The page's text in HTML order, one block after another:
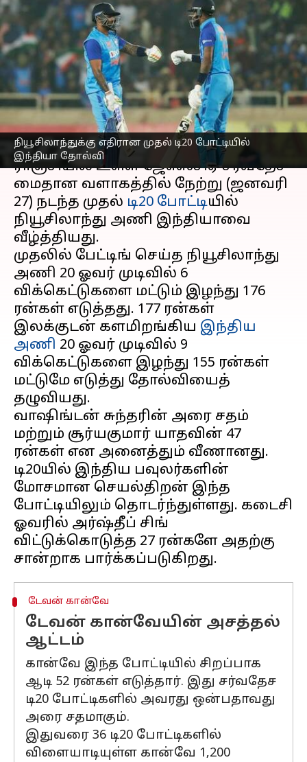
நியூசிலாந்துக்கு எதிரான முதல் டி20 போட்டியில்
இந்தியா தோல்வி
சொதப்பிய பந்துவீச்சு!
நியூசிலாந்துக்கு எதிரான
முதல் டி20 போட்டியில்
இந்தியா தோல்வி!
எழுதியவர் Sekar Chinnappan Jan 28, 2023 10:30 am
செய்தி முன்னோட்டம்
ராஞ்சியில் உள்ள ஜேஎஸ்சிஏ சர்வதேச
மைதான வளாகத்தில் நேற்று (ஜனவரி
27) நடந்த முதல் டி20 போட்டியில்
நியூசிலாந்து அணி இந்தியாவை
வீழ்த்தியது.
முதலில் பேட்டிங் செய்த நியூசிலாந்து
அணி 20 ஓவர் முடிவில் 6
விக்கெட்டுகளை மட்டும் இழந்து 176
ரன்கள் எடுத்தது. 177 ரன்கள்
இலக்குடன் களமிறங்கிய இந்திய
அணி 20 ஓவர் முடிவில் 9
விக்கெட்டுகளை இழந்து 155 ரன்கள்
மட்டுமே எடுத்து தோல்வியைத்
தழுவியது.
வாஷிங்டன் சுந்தரின் அரை சதம்
மற்றும் சூர்யகுமார் யாதவின் 47
ரன்கள் என அனைத்தும் வீணானது.
டி20யில் இந்திய பவுலர்களின்
மோசமான செயல்திறன் இந்த
போட்டியிலும் தொடர்ந்துள்ளது. கடைசி
ஓவரில் அர்ஷ்தீப் சிங்
விட்டுக்கொடுத்த 27 ரன்களே அதற்கு
டேவன் கான்வே
டேவன் கான்வேயின் அசத்தல்
ஆட்டம்
கான்வே இந்த போட்டியில் சிறப்பாக
ஆடி 52 ரன்கள் எடுத்தார். இது சர்வதேச
டி20 போட்டிகளில் அவரது ஒன்பதாவது
அரை சதமாகும்.
இதுவரை 36 டி20 போட்டிகளில்
விளையாடியுள்ள கான்வே 1,200